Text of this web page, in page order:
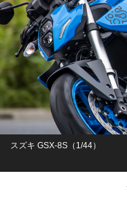
スズキ GSX-8S（1/44）